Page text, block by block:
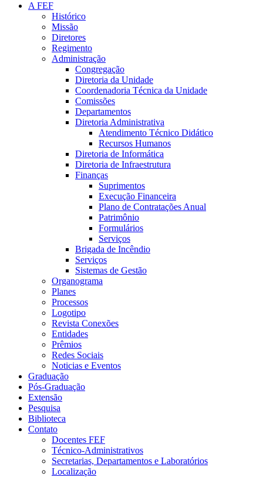
A FEF
Histórico
Missão
Diretores
Regimento
Administração
Congregação
Diretoria da Unidade
Coordenadoria Técnica da Unidade
Comissões
Departamentos
Diretoria Administrativa
Atendimento Técnico Didático
Recursos Humanos
Diretoria de Informática
Diretoria de Infraestrutura
Finanças
Suprimentos
Execução Financeira
Plano de Contratações Anual
Patrimônio
Formulários
Serviços
Brigada de Incêndio
Serviços
Sistemas de Gestão
Organograma
Planes
Processos
Logotipo
Revista Conexões
Entidades
Prêmios
Redes Sociais
Noticias e Eventos
Graduação
Pós-Graduação
Extensão
Pesquisa
Biblioteca
Contato
Docentes FEF
Técnico-Administrativos
Secretarias, Departamentos e Laboratórios
Localização